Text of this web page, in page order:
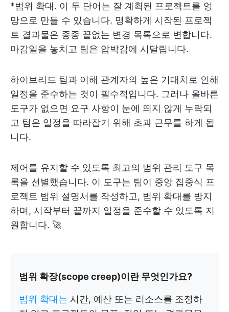
*범위 확대. 이 두 단어는 잘 계획된 프로젝트를 엉
망으로 만들 수 있습니다. 명확하게 시작된 프로젝
트 결과물은 종종 끝없는 변경 목록으로 변합니다.
마감일을 놓치고 팀은 압박감에 시달립니다.
하이브리드 팀과 이해 관계자의 높은 기대치로 인해
일정을 준수하는 것이 필수적입니다. 그러나 올바른
도구가 없으면 요구 사항이 눈에 띄지 않게 누락되
고 팀은 일정을 따라잡기 위해 초과 근무를 하게 됩
니다.
제어를 유지할 수 있도록 최고의 범위 관리 도구 목
록을 선별했습니다. 이 도구는 팀이 중앙 집중식 프
로젝트 범위 설명서를 작성하고, 범위 확대를 방지
하며, 시작부터 끝까지 일정을 준수할 수 있도록 지
원합니다. 🚀
범위 확장(scope creep)이란 무엇인가요?
범위 확대는 시간, 예산 또는 리소스를 조정하